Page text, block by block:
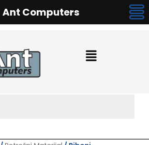
Ant Computers